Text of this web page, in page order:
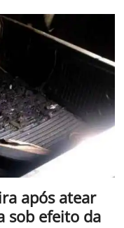
após atear
sob efeito da